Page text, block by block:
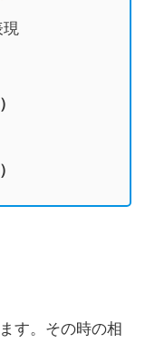
現
す。その時の相